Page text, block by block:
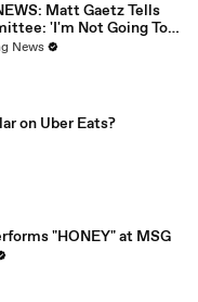
Matt Gaetz Tells
'I'm Not Going To
Resolution'
News
on Uber Eats?
"HONEY" at MSG